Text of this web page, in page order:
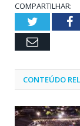
COMPARTILHAR:
Twitter
Email
CONTEÚDO